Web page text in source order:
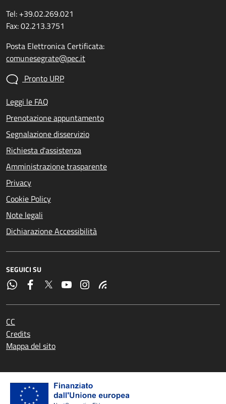
Tel: +39.02.269.021
Fax: 02.213.3751
Posta Elettronica Certificata:
comunesegrate@pec.it
Pronto URP
Leggi le FAQ
Prenotazione appuntamento
Segnalazione disservizio
Richiesta d'assistenza
Amministrazione trasparente
Privacy
Cookie Policy
Note legali
Dichiarazione Accessibilità
SEGUICI SU
CC
Credits
Mappa del sito